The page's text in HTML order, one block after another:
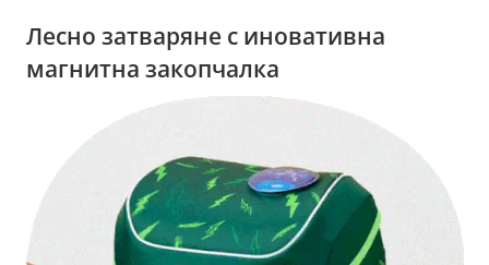
Лесно затваряне с иновативна
магнитна закопчалка